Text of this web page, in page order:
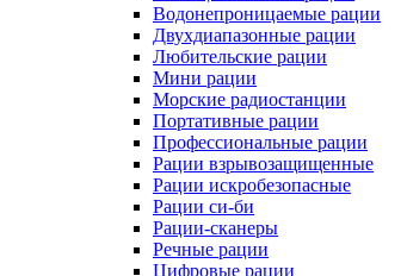
Водонепроницаемые рации
Двухдиапазонные рации
Любительские рации
Мини рации
Морские радиостанции
Портативные рации
Профессиональные рации
Рации взрывозащищенные
Рации искробезопасные
Рации си-би
Рации-сканеры
Речные рации
Цифровые рации